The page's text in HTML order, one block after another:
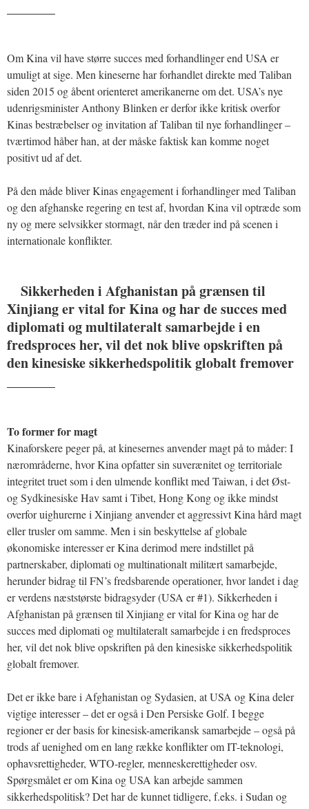
Om Kina vil have større succes med forhandlinger end USA er
umuligt at sige. Men kineserne har forhandlet direkte med Taliban
siden 2015 og åbent orienteret amerikanerne om det. USA’s nye
udenrigsminister Anthony Blinken er derfor ikke kritisk overfor
Kinas bestræbelser og invitation af Taliban til nye forhandlinger –
tværtimod håber han, at der måske faktisk kan komme noget
positivt ud af det.
På den måde bliver Kinas engagement i forhandlinger med Taliban
og den afghanske regering en test af, hvordan Kina vil optræde som
ny og mere selvsikker stormagt, når den træder ind på scenen i
internationale konflikter.
Sikkerheden i Afghanistan på grænsen til
Xinjiang er vital for Kina og har de succes med
diplomati og multilateralt samarbejde i en
fredsproces her, vil det nok blive opskriften på
den kinesiske sikkerhedspolitik globalt fremover
To former for magt
Kinaforskere peger på, at kinesernes anvender magt på to måder: I
nærområderne, hvor Kina opfatter sin suverænitet og territoriale
integritet truet som i den ulmende konflikt med Taiwan, i det Øst-
og Sydkinesiske Hav samt i Tibet, Hong Kong og ikke mindst
overfor uighurerne i Xinjiang anvender et aggressivt Kina hård magt
eller trusler om samme. Men i sin beskyttelse af globale
økonomiske interesser er Kina derimod mere indstillet på
partnerskaber, diplomati og multinationalt militært samarbejde,
herunder bidrag til FN’s fredsbarende operationer, hvor landet i dag
er verdens næststørste bidragsyder (USA er #1). Sikkerheden i
Afghanistan på grænsen til Xinjiang er vital for Kina og har de
succes med diplomati og multilateralt samarbejde i en fredsproces
her, vil det nok blive opskriften på den kinesiske sikkerhedspolitik
globalt fremover.
Det er ikke bare i Afghanistan og Sydasien, at USA og Kina deler
vigtige interesser – det er også i Den Persiske Golf. I begge
regioner er der basis for kinesisk-amerikansk samarbejde – også på
trods af uenighed om en lang række konflikter om IT-teknologi,
ophavsrettigheder, WTO-regler, menneskerettigheder osv.
Spørgsmålet er om Kina og USA kan arbejde sammen
sikkerhedspolitisk? Det har de kunnet tidligere, f.eks. i Sudan og